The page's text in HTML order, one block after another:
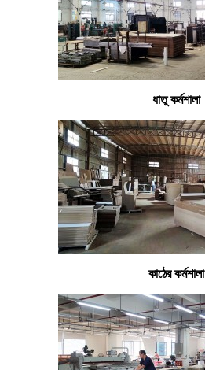
ধাতু কর্মশালা
কাঠের কর্মশালা